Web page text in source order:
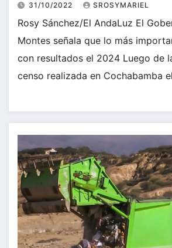
31/10/2022 SROSYMARIEL
Rosy Sánchez/El AndaLuz El
Montes señala que lo más
con resultados el 2024 Luego de
censo realizada en Cochabamba